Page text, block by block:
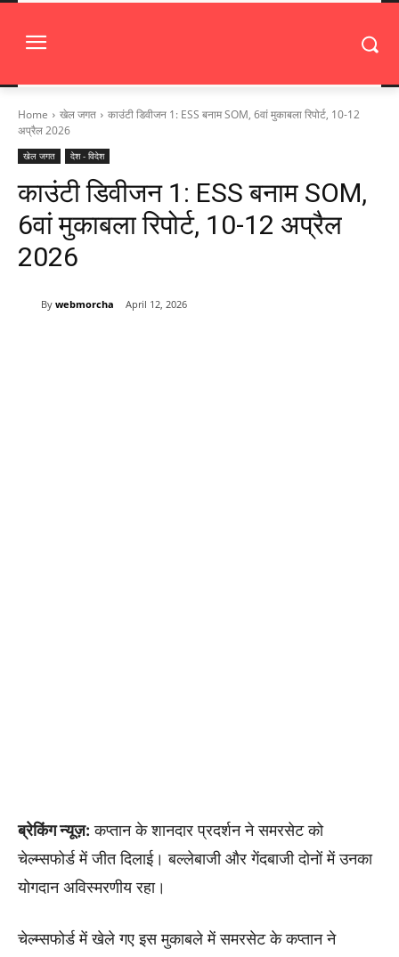
Home खेल जगत
काउंटी डिवीजन 1: ESS बनाम SOM, 6वां मुकाबला रिपोर्ट, 10-12
अप्रैल 2026
खेल जगत देश - विदेश
काउंटी डिवीजन 1: ESS बनाम SOM,
6वां मुकाबला रिपोर्ट, 10-12 अप्रैल
2026
By webmorcha April 12, 2026
ब्रेकिंग न्यूज़: कप्तान के शानदार प्रदर्शन ने समरसेट को
चेल्म्सफोर्ड में जीत दिलाई। बल्लेबाजी और गेंदबाजी दोनों में उनका
योगदान अविस्मरणीय रहा।
चेल्म्सफोर्ड में खेले गए इस मुकाबले में समरसेट के कप्तान ने